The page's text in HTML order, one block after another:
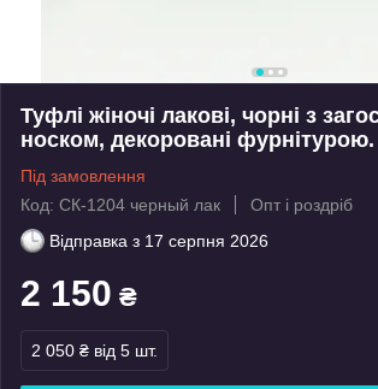
Туфлі жіночі лакові, чорні з
носком, декоровані фурнітурою.
Під замовлення
Код: СК-1204 черный лак
Опт і роздріб
Відправка з 17 серпня 2026
2 150 ₴
2 050 ₴ від 5 шт.